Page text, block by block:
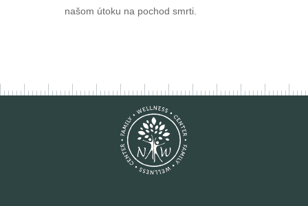
našom útoku na pochod smrti.